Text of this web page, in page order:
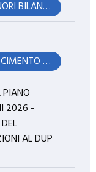
RICONOSCIMENTO DI DEBITO FUORI BILANCIO AI SENSI E PER GLI EFFETTI DELL'ART. 194, COMMA 1, LETTERA A) DEL D. LGS. N. 267/2000 IN OTTEMPERANZA A SENTENZA DEL TRIBUNALE DI MODENA N. 1530/2025.
Immediata eseguibilità RICONOSCIMENTO DI DEBITO FUORI BILANCIO AI SENSI E PER GLI EFFETTI DELL'ART. 194, COMMA 1, LETTERA A) DEL D. LGS. N. 267/2000 IN OTTEMPERANZA A SENTENZA DEL TRIBUNALE DI MODENA N. 1530/2025.
2026 -
AL DUP